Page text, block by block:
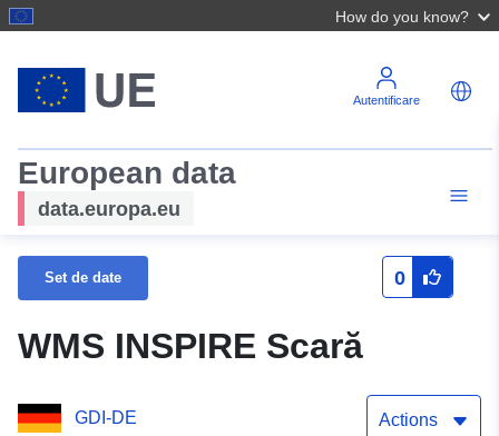
How do you know?
Autentificare
European data
data.europa.eu
Set de date 0
WMS INSPIRE Scară
GDI-DE Actions